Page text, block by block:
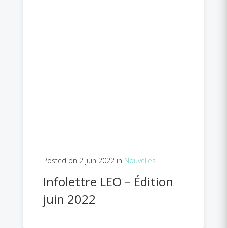
Posted on 2 juin 2022 in Nouvelles
Infolettre LEO – Édition
juin 2022